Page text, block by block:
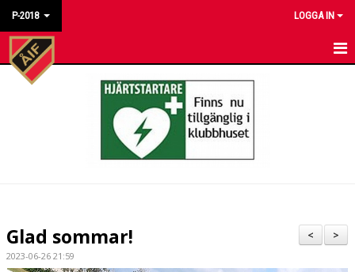
P-2018 LOGGA IN
HEM
DOKUMENT
>
<
Glad sommar!
2023-06-26 21:59